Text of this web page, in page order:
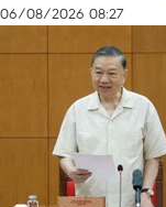
06/08/2026 08:27